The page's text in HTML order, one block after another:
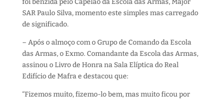
foi benzida pelo Capelão da Escola das Armas, Major
SAR Paulo Silva, momento este simples mas carregado
de significado.
– Após o almoço com o Grupo de Comando da Escola
das Armas, o Exmo. Comandante da Escola das Armas,
assinou o Livro de Honra na Sala Elíptica do Real
Edifício de Mafra e destacou que:
“Fizemos muito, fizemo-lo bem, mas muito ficou por